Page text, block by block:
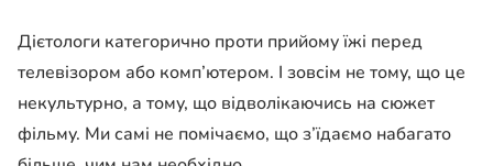
Дієтологи категорично проти прийому їжі перед
телевізором або комп’ютером. І зовсім не тому, що це
некультурно, а тому, що відволікаючись на сюжет
фільму. Ми самі не помічаємо, що з’їдаємо набагато